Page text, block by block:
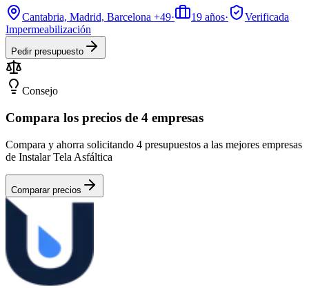
Cantabria, Madrid, Barcelona +49· 19 años·
Verificada
Impermeabilización
Pedir presupuesto
Consejo
Compara los precios de 4 empresas
Compara y ahorra solicitando 4 presupuestos a las mejores empresas
de Instalar Tela Asfáltica
Comparar precios